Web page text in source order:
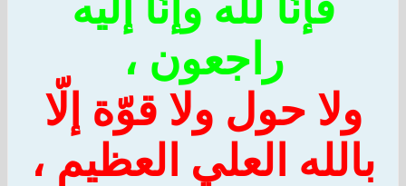
راجعون ،
ولا حول ولا قوّة إلّا
العلي العظيم ،